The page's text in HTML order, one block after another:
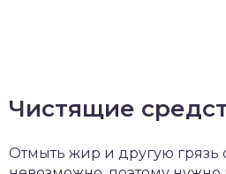
Чистящие
Отмыть жир и другую грязь